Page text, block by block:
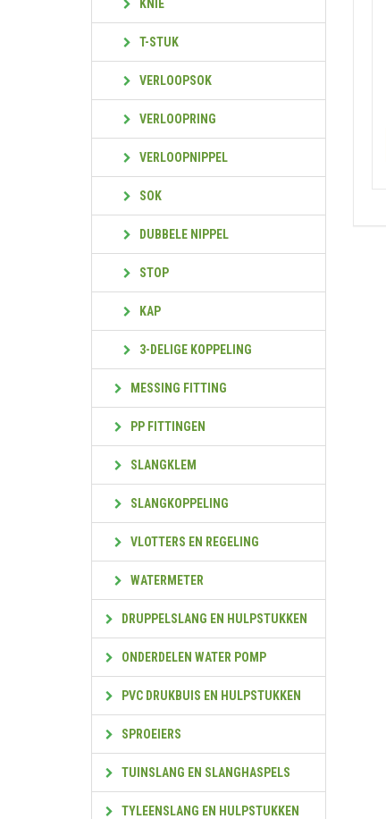
KNIE
T-STUK
VERLOOPSOK
VERLOOPRING
VERLOOPNIPPEL
SOK
DUBBELE NIPPEL
STOP
KAP
3-DELIGE KOPPELING
MESSING FITTING
PP FITTINGEN
SLANGKLEM
SLANGKOPPELING
VLOTTERS EN REGELING
WATERMETER
DRUPPELSLANG EN HULPSTUKKEN
ONDERDELEN WATER POMP
PVC DRUKBUIS EN HULPSTUKKEN
SPROEIERS
TUINSLANG EN SLANGHASPELS
TYLEENSLANG EN HULPSTUKKEN